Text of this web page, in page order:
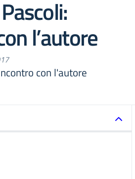
l’autore
con l'autore